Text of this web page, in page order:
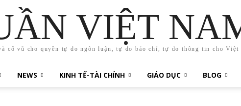
VIỆT
cổ vũ cho quyền tự do ngôn luận, tự do báo chí, tự do thông tin cho Việt
NEWS KINH TẾ-TÀI CHÍNH GIÁO DỤC BLOG